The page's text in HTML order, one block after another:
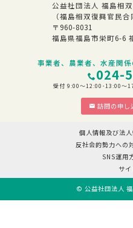
公益社団法人 福島相
（福島相双復興官民合
〒960-8031
福島県福島市栄町6-6
事業者、農業者、水産関
024-
受付 9:00～12:00･13:00～
訪問の申し
個人情報及び法
反社会的勢力への
SNS運用
サ
© 公益社団法人